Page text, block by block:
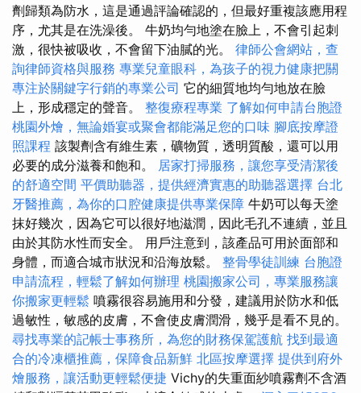
劑歸類為防水，這是通過評論確認的，但最好重複該應用程
序，尤其是在洗澡後。 牛奶均勻地塗在臉上，不會引起刺
激，很快被吸收，不會留下油膩的光。 律師公會網站，查
詢律師資格與服務 專業兒童眼科，為孩子的視力健康把關
專注於關鍵字行銷的專業公司 它的細質地均勻地放在臉
上，形成穩定的聲音。 整復療程專業 了解如何申請台胞證
桃園外燴，無論婚宴或聚會都能滿足您的口味 腳底按摩證
照課程 該製劑含有維生素，礦物質，透明質酸，還可以用
必要的成分滋養和飽和。 居家打掃服務，讓您享受清潔後
的舒適空間 平價助聽器，提供經濟實惠的助聽器選擇 台北
牙醫推薦，為你的口腔健康提供專業保障 牛奶可以每天塗
抹好幾次，因為它可以很好地滋潤，因此毛孔不連續，並且
由於其防水性而安全。 用戶注意到，該產品可用於面部和
身體，而適合城市狀況和沿海放鬆。 整骨學徒訓練 台胞證
申請流程，輕鬆了解如何辦理 桃園搬家公司，專業服務讓
你搬家更輕鬆 噴霧很容易施用和分發，建議用於防水和低
過敏性，敏感的皮膚，不會使皮膚潤滑，幾乎是看不見的。
尋找專業的記帳士事務所，為您的財務保駕護航 找到最適
合的冷凍櫃推薦，保障食品新鮮 北區按摩選擇 提供到府外
燴服務，讓活動更輕鬆便捷 Vichy的失重面紗噴霧劑不含酒